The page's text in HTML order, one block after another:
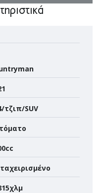
τζιπ/SUV